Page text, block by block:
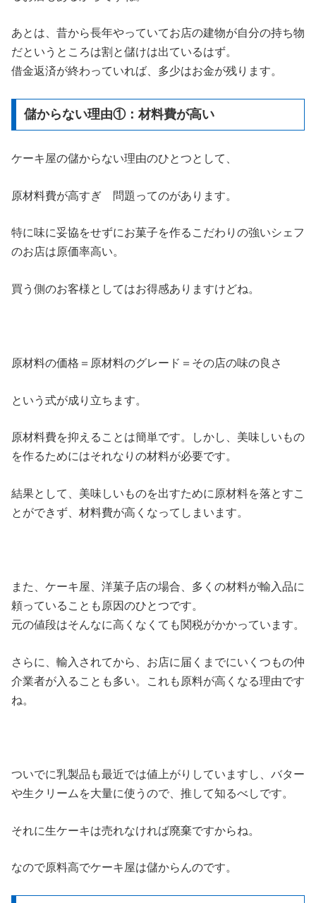
あとは、昔から長年やっていてお店の建物が自分の持ち物
だというところは割と儲けは出ているはず。
借金返済が終わっていれば、多少はお金が残ります。
儲からない理由①：材料費が高い
ケーキ屋の儲からない理由のひとつとして、
原材料費が高すぎ 問題ってのがあります。
特に味に妥協をせずにお菓子を作るこだわりの強いシェフ
のお店は原価率高い。
買う側のお客様としてはお得感ありますけどね。
原材料の価格＝原材料のグレード＝その店の味の良さ
という式が成り立ちます。
原材料費を抑えることは簡単です。しかし、美味しいもの
を作るためにはそれなりの材料が必要です。
結果として、美味しいものを出すために原材料を落とすこ
とができず、材料費が高くなってしまいます。
また、ケーキ屋、洋菓子店の場合、多くの材料が輸入品に
頼っていることも原因のひとつです。
元の値段はそんなに高くなくても関税がかかっています。
さらに、輸入されてから、お店に届くまでにいくつもの仲
介業者が入ることも多い。これも原料が高くなる理由です
ね。
ついでに乳製品も最近では値上がりしていますし、バター
や生クリームを大量に使うので、推して知るべしです。
それに生ケーキは売れなければ廃棄ですからね。
なので原料高でケーキ屋は儲からんのです。